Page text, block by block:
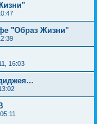
"Образ Жизни"
16:03